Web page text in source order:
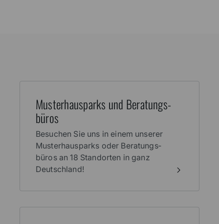
Muster­haus­parks und Beratungs­
büros
Besuchen Sie uns in einem unserer
Muster­haus­parks oder Beratungs­
büros an 18 Stand­orten in ganz
Deutschland!